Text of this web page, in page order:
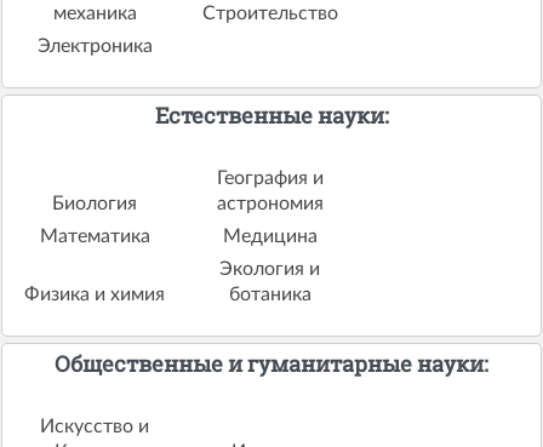
механика
Строительство
Электроника
Естественные науки:
Биология
География и
астрономия
Математика
Медицина
Физика и химия
Экология и
ботаника
Общественные и гуманитарные науки:
Искусство и